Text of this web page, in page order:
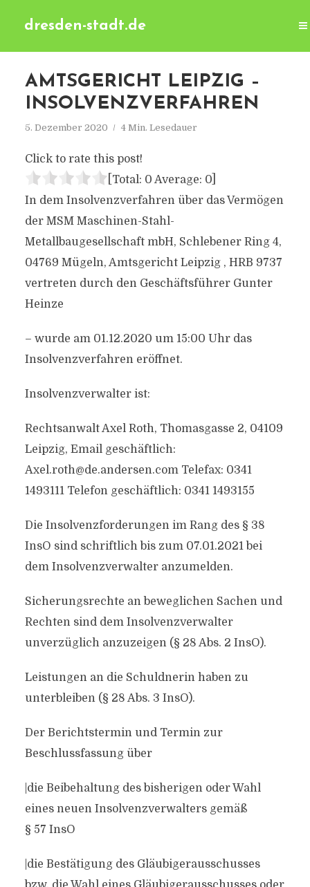
dresden-stadt.de
AMTSGERICHT LEIPZIG –
INSOLVENZVERFAHREN
5. Dezember 2020 4 Min. Lesedauer
Click to rate this post!
[Total: 0 Average: 0]
In dem Insolvenzverfahren über das Vermögen
der MSM Maschinen-Stahl-
Metallbaugesellschaft mbH, Schlebener Ring 4,
04769 Mügeln, Amtsgericht Leipzig , HRB 9737
vertreten durch den Geschäftsführer Gunter
Heinze
– wurde am 01.12.2020 um 15:00 Uhr das
Insolvenzverfahren eröffnet.
Insolvenzverwalter ist:
Rechtsanwalt Axel Roth, Thomasgasse 2, 04109
Leipzig, Email geschäftlich:
Axel.roth@de.andersen.comTelefax: 0341
1493111 Telefon geschäftlich: 0341 1493155
Die Insolvenzforderungen im Rang des § 38
InsO sind schriftlich bis zum 07.01.2021 bei
dem Insolvenzverwalter anzumelden.
Sicherungsrechte an beweglichen Sachen und
Rechten sind dem Insolvenzverwalter
unverzüglich anzuzeigen (§ 28 Abs. 2 InsO).
Leistungen an die Schuldnerin haben zu
unterbleiben (§ 28 Abs. 3 InsO).
Der Berichtstermin und Termin zur
Beschlussfassung über
|die Beibehaltung des bisherigen oder Wahl
eines neuen Insolvenzverwalters gemäß
§ 57 InsO
|die Bestätigung des Gläubigerausschusses